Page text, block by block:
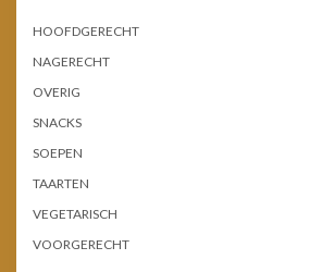
HOOFDGERECHT
NAGERECHT
OVERIG
SNACKS
SOEPEN
TAARTEN
VEGETARISCH
VOORGERECHT